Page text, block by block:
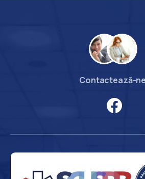
Contactează-ne